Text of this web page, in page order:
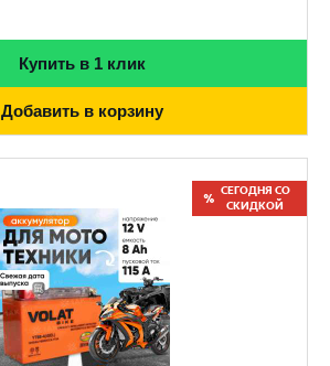
Купить в 1 клик
Добавить в корзину
СЕГОДНЯ СО
СКИДКОЙ